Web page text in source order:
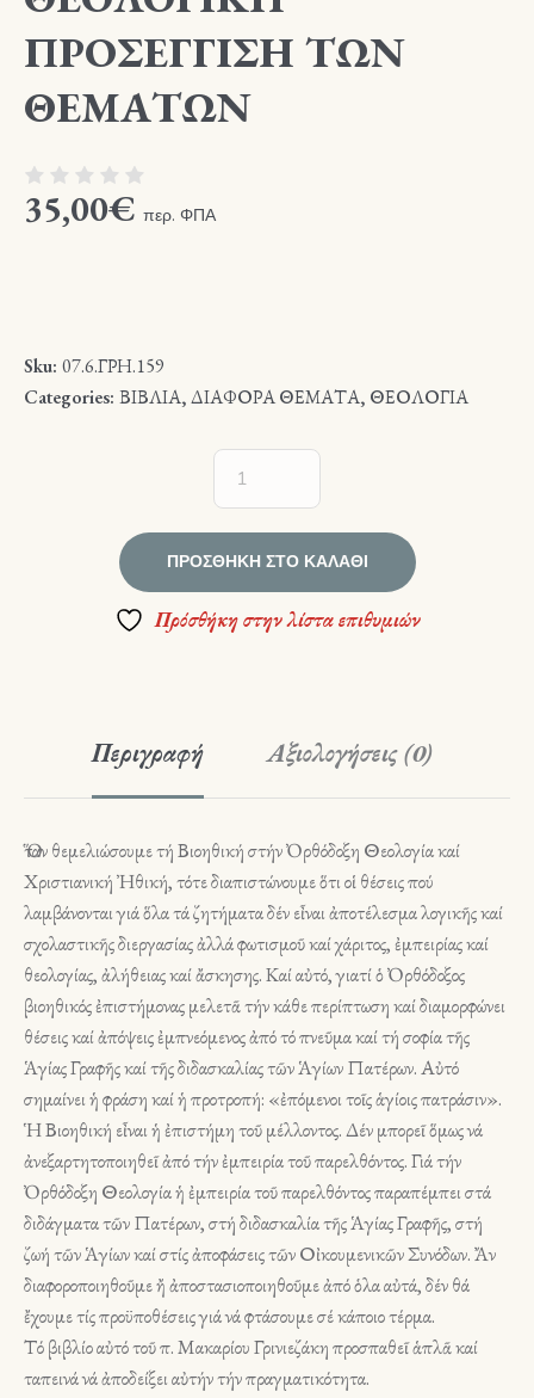
ΠΡΟΣΕΓΓΙΣΗ ΤΩΝ
ΘΕΜΑΤΩΝ
35,00€ περ. ΦΠΑ
Sku: 07.6.ΓΡΗ.159
Categories: ΒΙΒΛΙΑ,ΔΙΑΦΟΡΑ ΘΕΜΑΤΑ, ΘΕΟΛΟΓΙΑ
ΠΡΟΣΘΉΚΗ ΣΤΟ ΚΑΛΆΘΙ
Πρόσθήκη στην λίστα επιθυμιών
Περιγραφή Αξιολογήσεις (0)
Ὅταν θεμελιώσουμε τή Βιοηθική στήν Ὀρθόδοξη Θεολογία καί
Χριστιανική Ἠθική, τότε διαπιστώνουμε ὅτι οἱ θέσεις πού
λαμβάνονται γιά ὅλα τά ζητήματα δέν εἶναι ἀποτέλεσμα λογικῆς καί
σχολαστικῆς διεργασίας ἀλλά φωτισμοῦ καί χάριτος, ἐμπειρίας καί
θεολογίας, ἀλήθειας καί ἄσκησης. Καί αὐτό, γιατί ὁ Ὀρθόδοξος
βιοηθικός ἐπιστήμονας μελετᾶ τήν κάθε περίπτωση καί διαμορφώνει
θέσεις καί ἀπόψεις ἐμπνεόμενος ἀπό τό πνεῦμα καί τή σοφία τῆς
Ἁγίας Γραφῆς καί τῆς διδασκαλίας τῶν Ἁγίων Πατέρων. Αὐτό
σημαίνει ἡ φράση καί ἡ προτροπή: «ἐπόμενοι τοῖς ἁγίοις πατράσιν».
Ἡ Βιοηθική εἶναι ἡ ἐπιστήμη τοῦ μέλλοντος. Δέν μπορεῖ ὅμως νά
ἀνεξαρτητοποιηθεῖ ἀπό τήν ἐμπειρία τοῦ παρελθόντος. Γιά τήν
Ὀρθόδοξη Θεολογία ἡ ἐμπειρία τοῦ παρελθόντος παραπέμπει στά
διδάγματα τῶν Πατέρων, στή διδασκαλία τῆς Ἁγίας Γραφῆς, στή
ζωή τῶν Ἁγίων καί στίς ἀποφάσεις τῶν Οἰκουμενικῶν Συνόδων. Ἄν
διαφοροποιηθοῦμε ἤ ἀποστασιοποιηθοῦμε ἀπό ὁλα αὐτά, δέν θά
ἔχουμε τίς προϋποθέσεις γιά νά φτάσουμε σέ κάποιο τέρμα.
Τό βιβλίο αὐτό τοῦ π. Μακαρίου Γρινιεζάκη προσπαθεῖ ἁπλᾶ καί
ταπεινά νά ἀποδείξει αὐτήν τήν πραγματικότητα.